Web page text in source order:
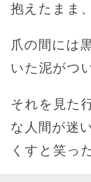
抱えたまま
爪の間には
いた泥がつ
それを見た
な人間が迷
くすと笑っ